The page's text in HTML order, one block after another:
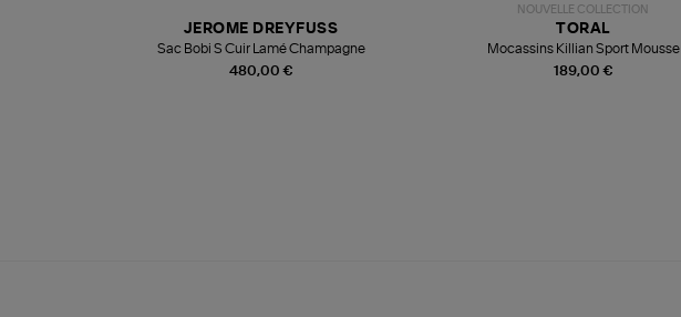
480,00 €
JEROME DREYFUSS
Sac Bobi S Cuir Lamé Champagne
NOUVELLE COLLECTION
189,00 €
TORAL
Mocassins Killian Sport Mousse